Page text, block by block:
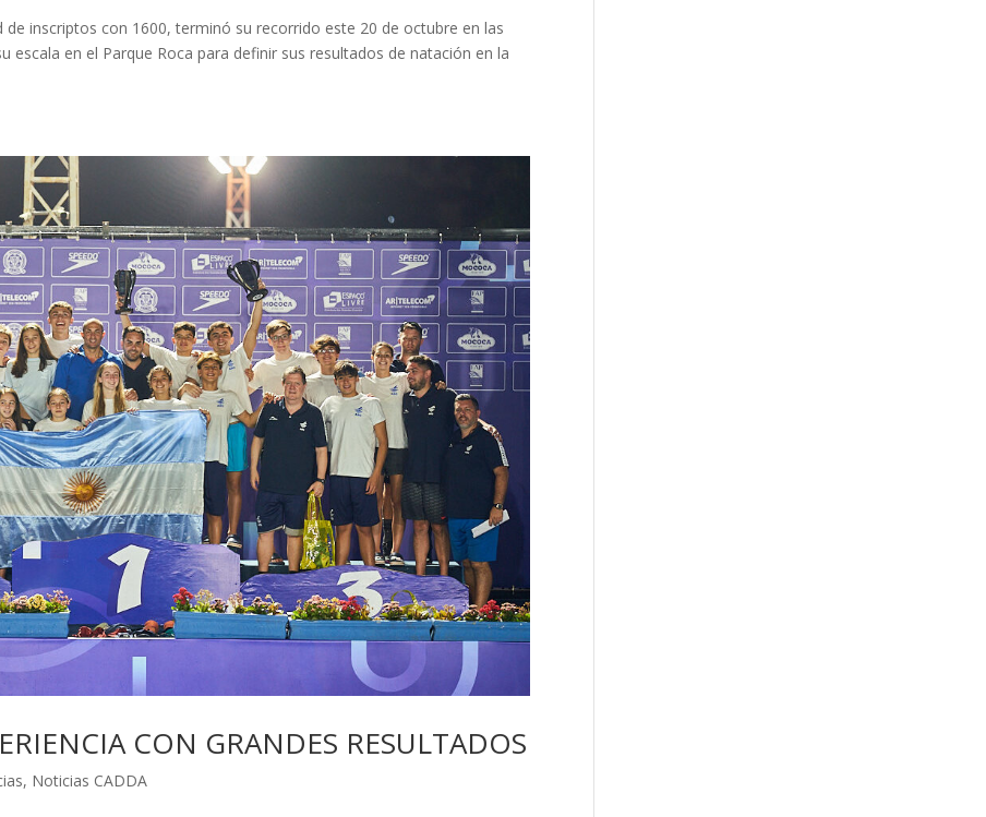
inscriptos con 1600, terminó su recorrido este 20 de octubre en las
escala en el Parque Roca para definir sus resultados de natación en la
CON GRANDES RESULTADOS
, Noticias CADDA